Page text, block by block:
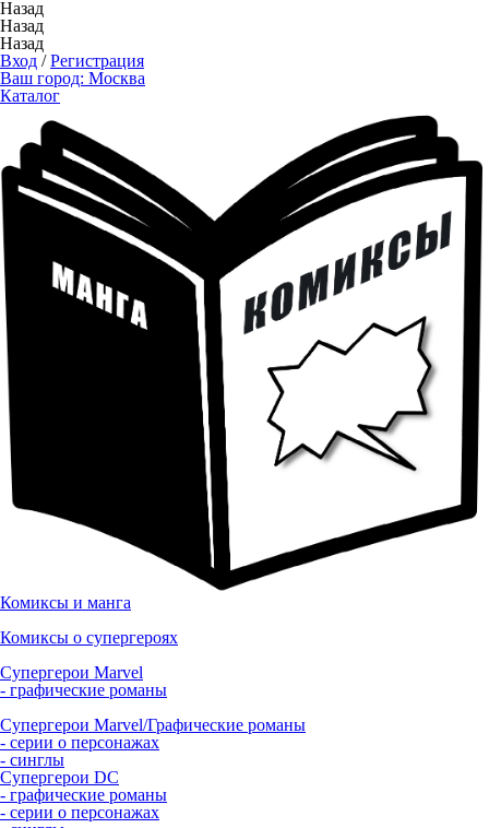
Назад
Назад
Назад
Вход /Регистрация
Ваш город: Москва
Каталог
Комиксы и манга
Комиксы о супергероях
Супергерои Marvel
- графические романы
Супергерои Marvel/Графические романы
- серии о персонажах
- синглы
Супергерои DC
- графические романы
- серии о персонажах